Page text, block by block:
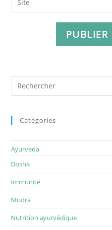
Catégories
Ayurveda
Dosha
Immunité
Mudra
Nutrition ayurvédique